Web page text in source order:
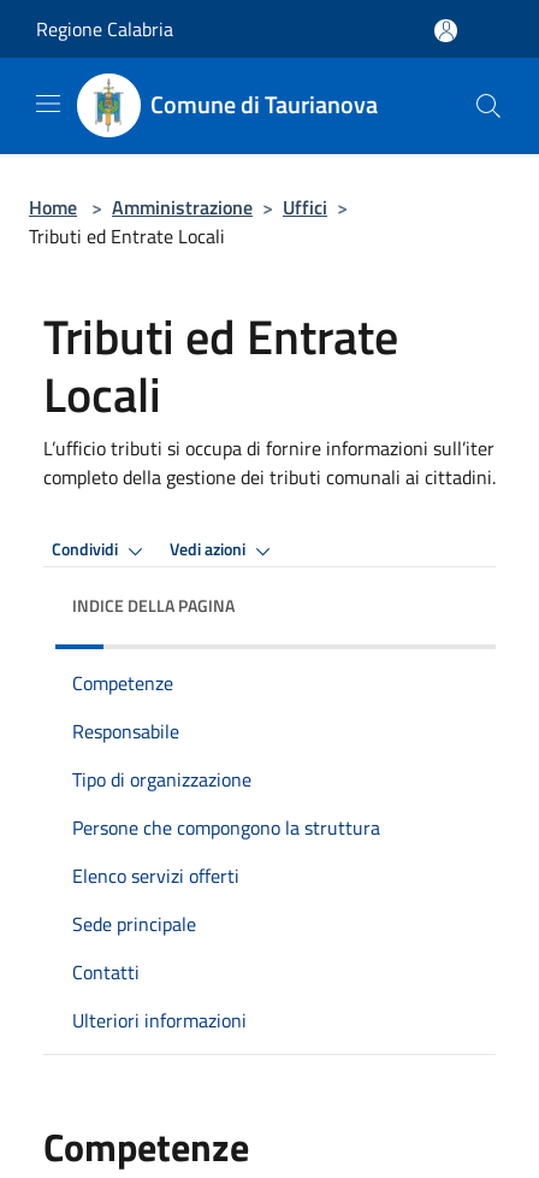
Regione Calabria
Comune di Taurianova
Home > Amministrazione > Uffici >
Tributi ed Entrate Locali
Tributi ed Entrate
Locali
L’ufficio tributi si occupa di fornire informazioni sull’iter
completo della gestione dei tributi comunali ai cittadini.
Condividi Vedi azioni
INDICE DELLA PAGINA
Competenze
Responsabile
Tipo di organizzazione
Persone che compongono la struttura
Elenco servizi offerti
Sede principale
Contatti
Ulteriori informazioni
Competenze